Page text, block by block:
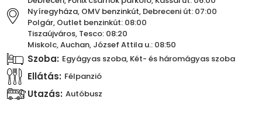
Nyíregyháza, OMV benzinkút, Debreceni út: 07:00
Polgár, Outlet benzinkút: 08:00
Tiszaújváros, Tesco: 08:20
Miskolc, Auchan, József Attila u.: 08:50
Szoba: Egyágyas szoba, Két- és háromágyas szoba
Ellátás: Félpanzió
Utazás: Autóbusz